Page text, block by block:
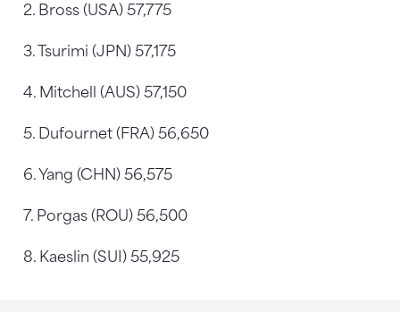
2. Bross (USA) 57,775
3. Tsurimi (JPN) 57,175
4. Mitchell (AUS) 57,150
5. Dufournet (FRA) 56,650
6. Yang (CHN) 56,575
7. Porgas (ROU) 56,500
8. Kaeslin (SUI) 55,925